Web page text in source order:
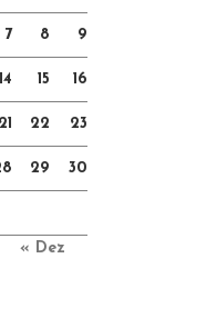
7 8 9
14 15 16
21 22 23
29 30
« Dez